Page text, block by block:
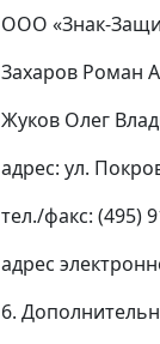
ООО «Знак-
Захаров Роман
Жуков Олег
адрес: ул.
тел./факс: (495)
адрес
6.